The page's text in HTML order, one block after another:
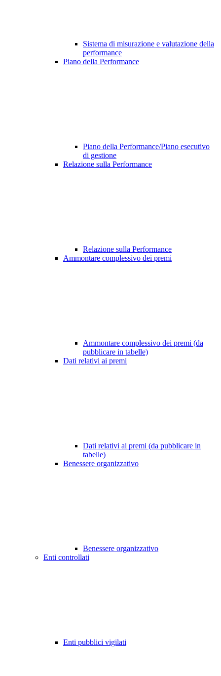
Sistema di misurazione e valutazione della
performance
Piano della Performance
Piano della Performance/Piano esecutivo
di gestione
Relazione sulla Performance
Relazione sulla Performance
Ammontare complessivo dei premi
Ammontare complessivo dei premi (da
pubblicare in tabelle)
Dati relativi ai premi
Dati relativi ai premi (da pubblicare in
tabelle)
Benessere organizzativo
Benessere organizzativo
Enti controllati
Enti pubblici vigilati